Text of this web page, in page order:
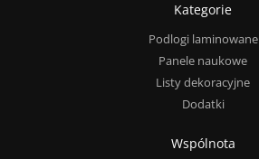
Kategorie
Podlogi laminowane
Panele naukowe
Listy dekoracyjne
Dodatki
Wspólnota